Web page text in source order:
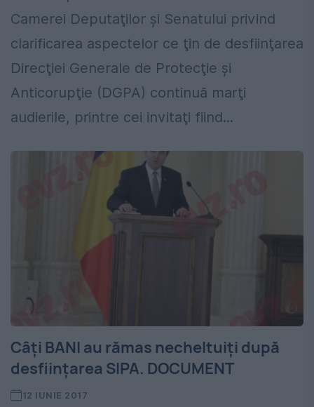
Camerei Deputaţilor şi Senatului privind
clarificarea aspectelor ce ţin de desfiinţarea
Direcţiei Generale de Protecţie şi
Anticorupţie (DGPA) continuă marţi
audierile, printre cei invitaţi fiind...
Câţi BANI au rămas necheltuiţi după
desfiinţarea SIPA. DOCUMENT
12 IUNIE 2017